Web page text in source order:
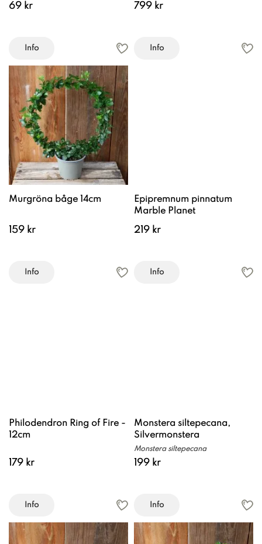
69 kr
Info
799 kr
Info
Murgröna båge 14cm
159 kr
Info
Epipremnum pinnatum
Marble Planet
219 kr
Info
Philodendron Ring of Fire -
12cm
179 kr
Info
Monstera siltepecana,
Silvermonstera
Monstera siltepecana
199 kr
Info